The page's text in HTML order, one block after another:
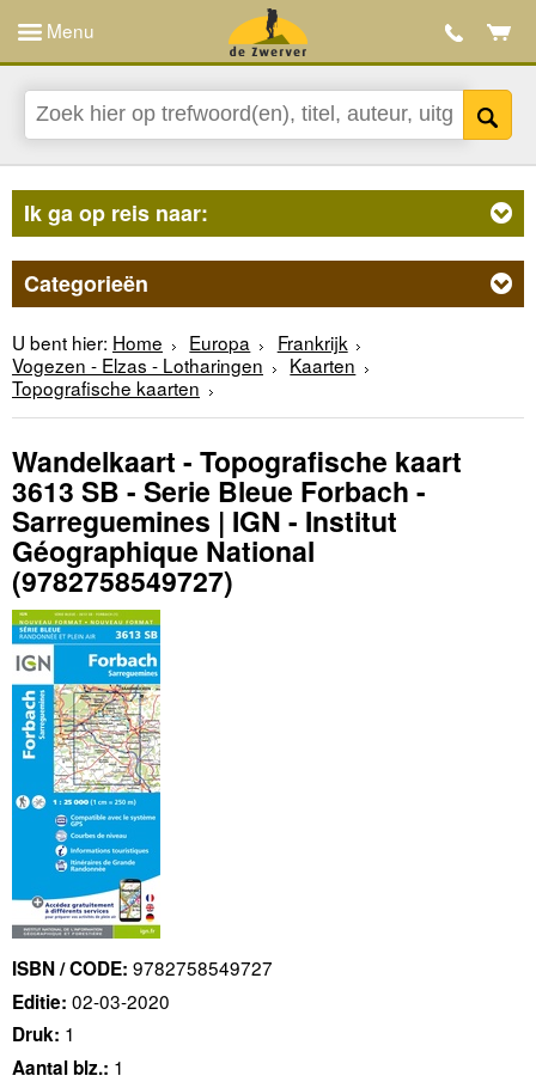
Menu
Ik ga op reis naar:
Categorieën
U bent hier: Home Europa
Frankrijk
Vogezen - Elzas - Lotharingen
Kaarten
Topografische kaarten
Wandelkaart - Topografische kaart
3613 SB - Serie Bleue Forbach -
Sarreguemines | IGN - Institut
Géographique National
(9782758549727)
ISBN / CODE: 9782758549727
Editie: 02-03-2020
Druk: 1
Aantal blz.: 1